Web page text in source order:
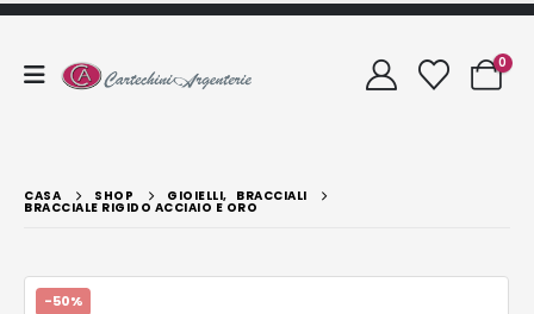
0
CASA SHOP GIOIELLI, BRACCIALI
BRACCIALE RIGIDO ACCIAIO E ORO
-50%